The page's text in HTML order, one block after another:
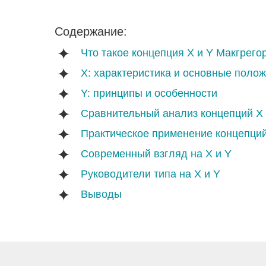
Содержание:
Что такое концепция Х и Y
X: характеристика и основные
Y: принципы и особенности
Сравнительный анализ концепций X
Практическое применение
Современный взгляд на X и Y
Руководители типа на X и Y
Выводы